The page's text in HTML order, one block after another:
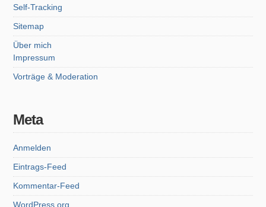
Self-Tracking
Sitemap
Über mich
Impressum
Vorträge & Moderation
Meta
Anmelden
Eintrags-Feed
Kommentar-Feed
WordPress.org